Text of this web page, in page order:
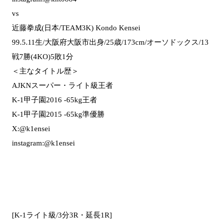
vs
近藤拳成(日本/TEAM3K) Kondo Kensei
99.5.11生/大阪府大阪市出身/25歳/173cm/オーソドックス/13
戦7勝(4KO)5敗1分
＜主なタイトル歴＞
AJKNスーパー・ライト級王者
K-1甲子園2016 -65kg王者
K-1甲子園2015 -65kg準優勝
X:@k1ensei
instagram:@k1ensei
[K-1ライト級/3分3R・延長1R]